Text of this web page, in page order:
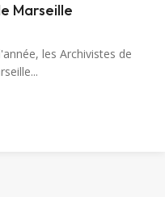
Marseille
les Archivistes de